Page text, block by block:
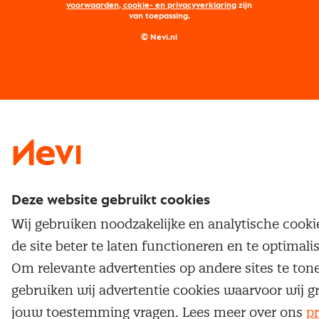
Nevi PMI®
Maatwerk
Nevi 2
voorwaarden, cookie- en privacyverklaring zijn
van toepassing.
© Nevi.nl
Deze website gebruikt cookies
Wij gebruiken noodzakelijke en analytische
de site beter te laten functioneren en te
Om relevante advertenties op andere sites te
gebruiken wij advertentie cookies waarvoor wij
jouw toestemming vragen. Lees meer over ons